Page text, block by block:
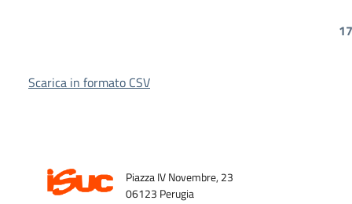
Pagina precedente
Prima pagina Page Page Page
Scarica in formato CSV
Piazza IV Novembre, 23
06123 Perugia